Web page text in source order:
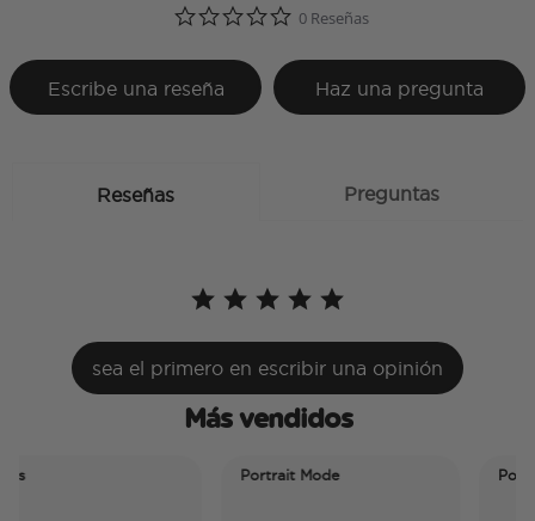
0.0 star rating
0 Reseñas
Escribe una reseña Haz una pregunta
Reseñas Preguntas
sea el primero en escribir una opinión
Más vendidos
Portrait Mode Portrait